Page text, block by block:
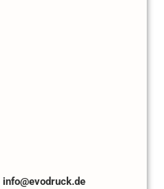
info@evodruck.de